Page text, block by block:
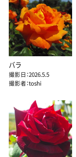
バラ
撮影日：2026.5.5
撮影者：toshi